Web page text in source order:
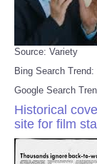
Source: Variety
Bing Search Trend:
Google Search
Historical
site for film